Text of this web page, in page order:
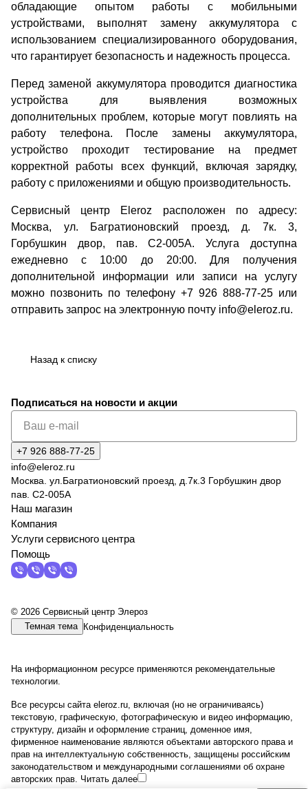
обладающие опытом работы с мобильными
устройствами, выполнят замену аккумулятора с
использованием специализированного оборудования,
что гарантирует безопасность и надежность процесса.
Перед заменой аккумулятора проводится диагностика
устройства для выявления возможных
дополнительных проблем, которые могут повлиять на
работу телефона. После замены аккумулятора,
устройство проходит тестирование на предмет
корректной работы всех функций, включая зарядку,
работу с приложениями и общую производительность.
Сервисный центр Eleroz расположен по адресу:
Москва, ул. Багратионовский проезд, д. 7к. 3,
Горбушкин двор, пав. C2-005A. Услуга доступна
ежедневно с 10:00 до 20:00. Для получения
дополнительной информации или записи на услугу
можно позвонить по телефону +7 926 888-77-25 или
отправить запрос на электронную почту info@eleroz.ru.
Назад к списку
Подписаться на новости и акции
+7 926 888-77-25
info@eleroz.ru
Москва. ул.Багратионовский проезд, д.7к.3 Горбушкин двор
пав. C2-005A
Наш магазин
Компания
Услуги сервисного центра
Помощь
© 2026 Сервисный центр Элероз
Темная тема Конфиденциальность
На информационном ресурсе применяются рекомендательные
технологии.
Все ресурсы сайта eleroz.ru, включая (но не ограничиваясь)
текстовую, графическую, фотографическую и видео информацию,
структуру, дизайн и оформление страниц, доменное имя,
фирменное наименование являются объектами авторского права и
прав на интеллектуальную собственность, защищены российским
законодательством и международными соглашениями об охране
авторских прав. Читать далее